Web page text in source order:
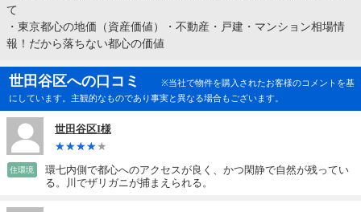
て
・ 東京都心の地価（資産価値）・不動産・戸建・マンション相場情
報！だから落ちない都心の価値
世田谷区への口コミ
※当社で物件を購入されたお客様のコメントを基
にしています。主観的なものであり事実と異なる場合もございます。
世田谷区I様
住環境
環七内側で都心へのアクセスが良く、かつ閑静で自然が残ってい
る。川でザリガニが捕まえられる。